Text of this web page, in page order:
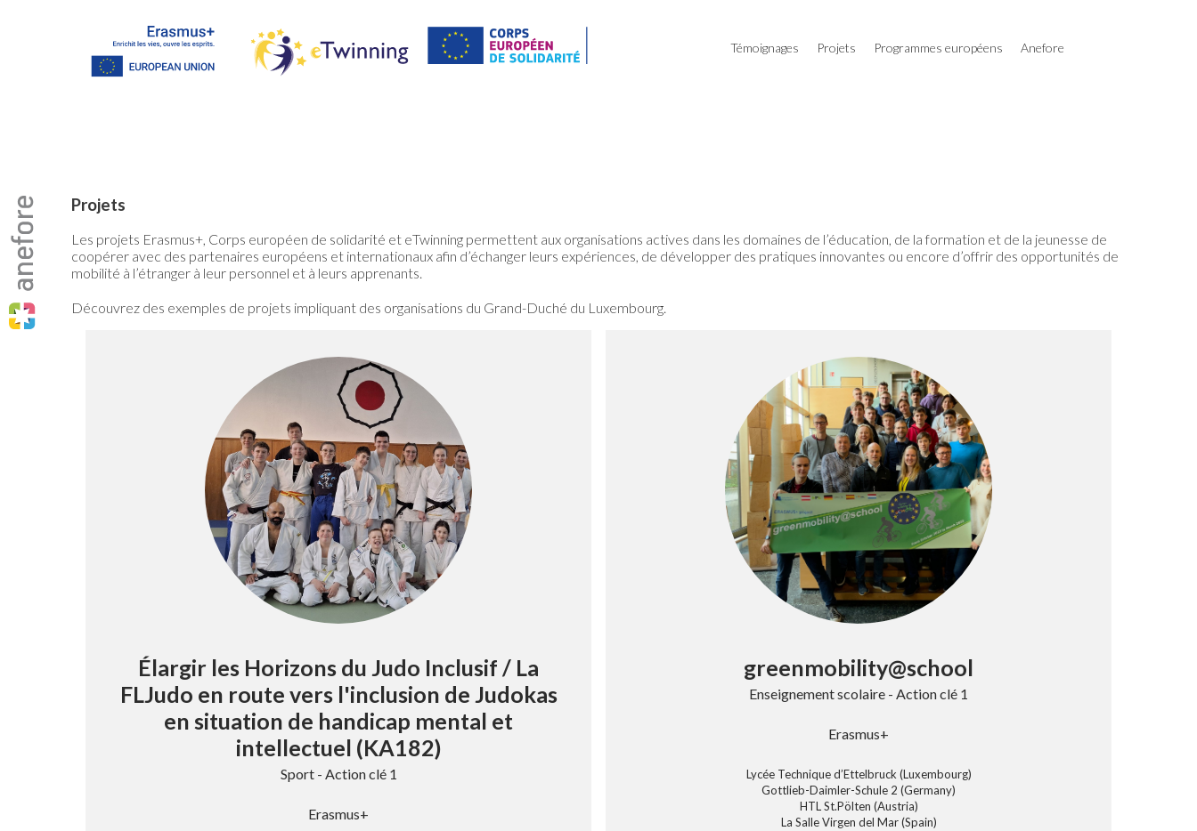
Témoignages Projets Programmes européens Anefore
Projets
Les projets Erasmus+, Corps européen de solidarité et eTwinning permettent aux organisations actives dans les domaines de l’éducation, de la formation et de la jeunesse de
coopérer avec des partenaires européens et internationaux afin d’échanger leurs expériences, de développer des pratiques innovantes ou encore d’offrir des opportunités de
mobilité à l’étranger à leur personnel et à leurs apprenants.
Découvrez des exemples de projets impliquant des organisations du Grand-Duché du Luxembourg.
Élargir les Horizons du Judo Inclusif / La
FLJudo en route vers l'inclusion de Judokas
en situation de handicap mental et
intellectuel (KA182)
Sport - Action clé 1
Erasmus+
greenmobility@school
Enseignement scolaire - Action clé 1
Erasmus+
Lycée Technique d’Ettelbruck (Luxembourg)
Gottlieb-Daimler-Schule 2 (Germany)
HTL St.Pölten (Austria)
La Salle Virgen del Mar (Spain)